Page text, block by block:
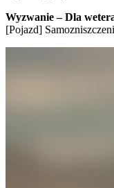
Wyzwanie – Dla
[Pojazd]